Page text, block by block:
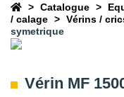
Catalogue
/ calage
Vérins /
symetrique
Vérin MF